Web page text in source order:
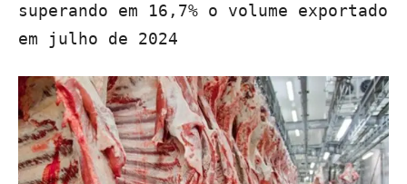
superando em 16,7% o volume exportado
em julho de 2024